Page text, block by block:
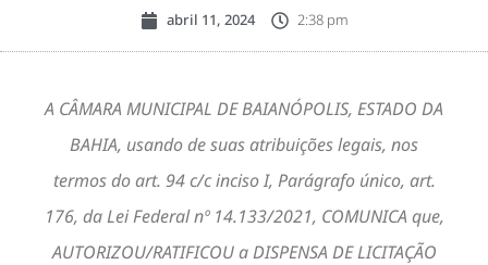
abril 11, 2024 2:38 pm
A CÂMARA MUNICIPAL DE BAIANÓPOLIS, ESTADO DA
BAHIA, usando de suas atribuições legais, nos
termos do art. 94 c/c inciso I, Parágrafo único, art.
176, da Lei Federal nº 14.133/2021, COMUNICA que,
AUTORIZOU/RATIFICOU a DISPENSA DE LICITAÇÃO